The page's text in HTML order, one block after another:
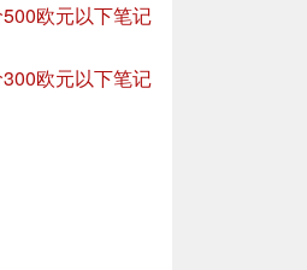
欧元以下笔记
欧元以下笔记